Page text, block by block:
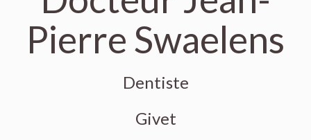
Pierre Swaelens
Dentiste
Givet